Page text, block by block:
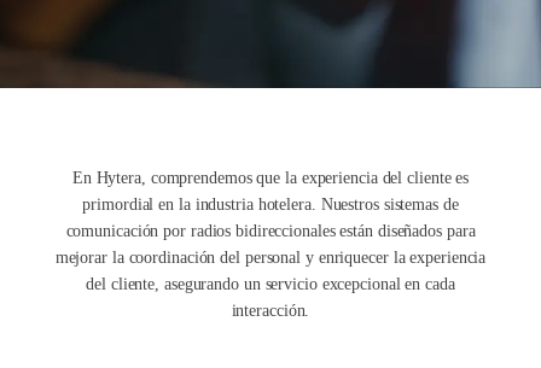
En Hytera, comprendemos que la experiencia del cliente es
primordial en la industria hotelera. Nuestros sistemas de
comunicación por radios bidireccionales están diseñados para
mejorar la coordinación del personal y enriquecer la experiencia
del cliente, asegurando un servicio excepcional en cada
interacción.